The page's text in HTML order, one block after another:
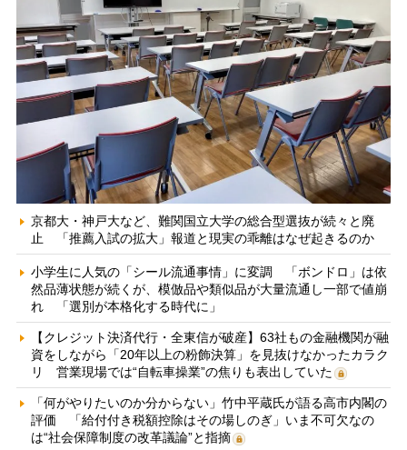
京都大・神戸大など、難関国立大学の総合型選抜が続々と廃
止 「推薦入試の拡大」報道と現実の乖離はなぜ起きるのか
小学生に人気の「シール流通事情」に変調 「ボンドロ」は依
然品薄状態が続くが、模倣品や類似品が大量流通し一部で値崩
れ 「選別が本格化する時代に」
【クレジット決済代行・全東信が破産】63社もの金融機関が融
資をしながら「20年以上の粉飾決算」を見抜けなかったカラク
リ 営業現場では“自転車操業”の焦りも表出していた
「何がやりたいのか分からない」竹中平蔵氏が語る高市内閣の
評価 「給付付き税額控除はその場しのぎ」いま不可欠なの
は“社会保障制度の改革議論”と指摘